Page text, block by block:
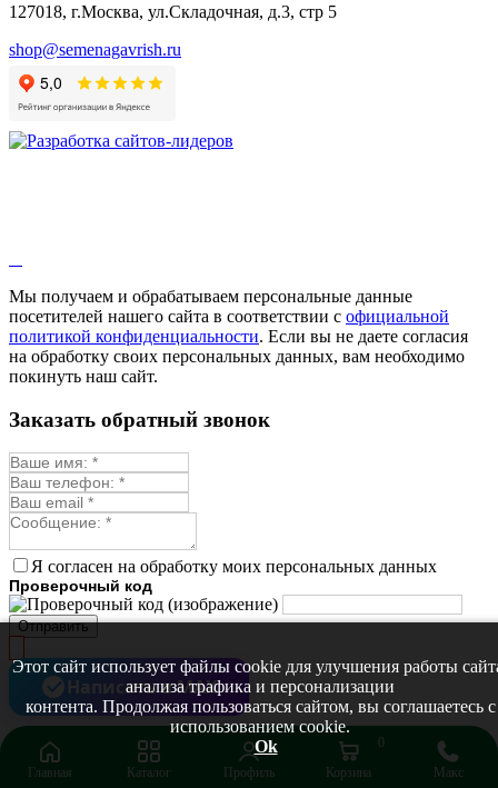
Валериана
Валерианелла
Гибискус лекарственный
Девясил
Душица
Змееголовник
Мыльнянка
Мята
Овсяный корень
Огуречная трава
Пустырник
Репешок
Синюха
Смесь лекарственных
Стевия
Тимьян ползучий (чабрец)
Фенхель лекарственный
Цикорий лекарственный
Череда лекарственная
Чернокорень
Шалфей
Семена ягод
Брусника
Голубика
Ежевика
127018, г.Москва, ул.Складочная, д.3, стр 5
shop@semenagavrish.ru
Мы получаем и обрабатываем персональные данные
посетителей нашего сайта в соответствии с официальной
политикой конфиденциальности. Если вы не даете согласия
на обработку своих персональных данных, вам необходимо
покинуть наш сайт.
Этот сайт использует файлы cookie для улучшения работы
анализа трафика и персонализации
контента. Продолжая пользоваться сайтом, вы соглашаетесь с
использованием cookie.
Ok
Заказать обратный звонок
Я согласен на обработку моих персональных данных
Проверочный код
Отправить
Главная Каталог Профиль
0
Корзина
Макс
Написать в MAX